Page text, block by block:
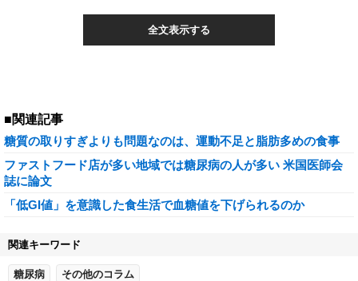
全文表示する
■関連記事
糖質の取りすぎよりも問題なのは、運動不足と脂肪多めの食事
ファストフード店が多い地域では糖尿病の人が多い 米国医師会
誌に論文
「低GI値」を意識した食生活で血糖値を下げられるのか
関連キーワード
糖尿病 その他のコラム